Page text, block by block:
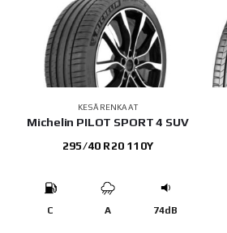
KESÄRENKAAT
Michelin PILOT SPORT 4 SUV
295/40 R20 110Y
C A 74dB